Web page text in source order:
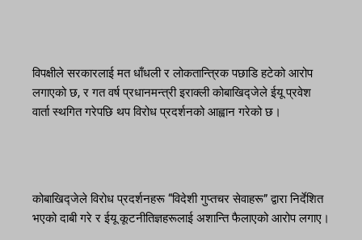
विपक्षीले सरकारलाई मत धाँधली र लोकतान्त्रिक पछाडि हटेको आरोप
लगाएको छ, र गत वर्ष प्रधानमन्त्री इराक्ली कोबाखिद्जेले ईयू प्रवेश
वार्ता स्थगित गरेपछि थप विरोध प्रदर्शनको आह्वान गरेको छ।
कोबाखिद्जेले विरोध प्रदर्शनहरू “विदेशी गुप्तचर सेवाहरू” द्वारा निर्देशित
भएको दाबी गरे र ईयू कूटनीतिज्ञहरूलाई अशान्ति फैलाएको आरोप लगाए।